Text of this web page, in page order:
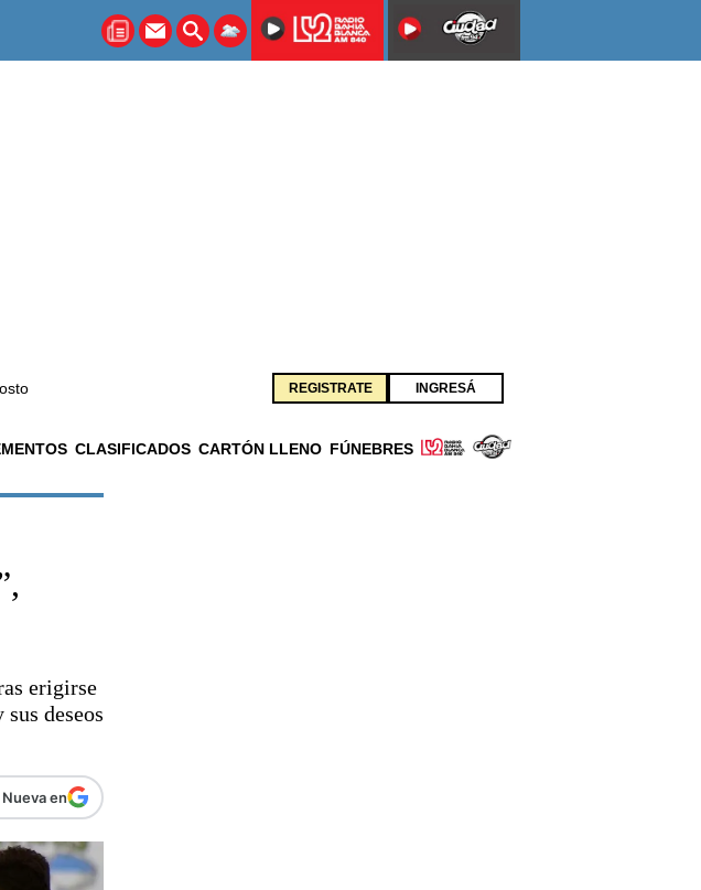
REGISTRATE INGRESÁ
CLASIFICADOS CARTÓN LLENO FÚNEBRES
erigirse
deseos
en